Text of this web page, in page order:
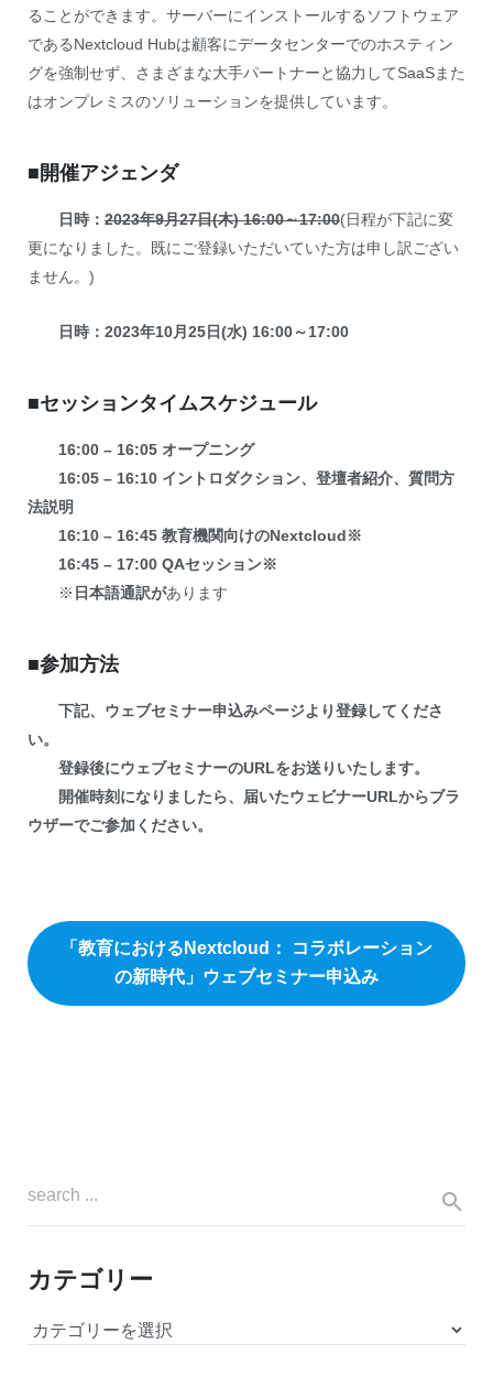
ることができます。サーバーにインストールするソフトウェア
であるNextcloud Hubは顧客にデータセンターでのホスティン
グを強制せず、さまざまな大手パートナーと協力してSaaSまた
はオンプレミスのソリューションを提供しています。
■開催アジェンダ
日時： 2023年9月27日(木) 16:00～17:00(日程が下記に変
更になりました。既にご登録いただいていた方は申し訳ござい
ません。)
日時：2023年10月25日(水) 16:00～17:00
■セッションタイムスケジュール
16:00 – 16:05 オープニング
16:05 – 16:10 イントロダクション、登壇者紹介、質問方
法説明
16:10 – 16:45 教育機関向けのNextcloud※
16:45 – 17:00 QAセッション※
※ 日本語通訳があります
■参加方法
下記、ウェブセミナー申込みページより登録してくださ
い。
登録後にウェブセミナーのURLをお送りいたします。
開催時刻になりましたら、届いたウェビナーURLからブラ
ウザーでご参加ください。
「教育におけるNextcloud： コラボレーション
の新時代」ウェブセミナー申込み
カテゴリー
カ